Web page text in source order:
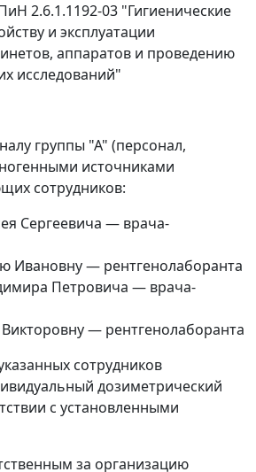
2.6.1.1192-03 "Гигиенические
и эксплуатации
аппаратов и проведению
исследований"
группы "А" (персонал,
источниками
сотрудников:
Сергеевича — врача-
Ивановну — рентгенолаборанта
Петровича — врача-
— рентгенолаборанта
сотрудников
дозиметрический
с установленными
за организацию